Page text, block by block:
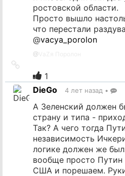
ростовской области.
Просто вышло
что перестали
@vacya_porolon
@
источник
1
DieGo
4 лет назад •
А Зеленский должен
страну и типа -
Так? А чего тогда
независимость
логике должен же
вообще просто
США и порешаем.